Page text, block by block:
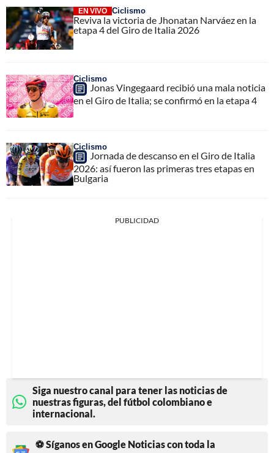
EN VIVO Ciclismo
Reviva la victoria de Jhonatan Narváez en la
etapa 4 del Giro de Italia 2026
Ciclismo
Jonas Vingegaard recibió una mala noticia
en el Giro de Italia; se confirmó en la etapa 4
Ciclismo
Jornada de descanso en el Giro de Italia
2026: así fueron las primeras tres etapas en
Bulgaria
PUBLICIDAD
Siga nuestro canal para tener las noticias de
nuestras figuras, del fútbol colombiano e
internacional.
⚽ Síganos en Google Noticias con toda la